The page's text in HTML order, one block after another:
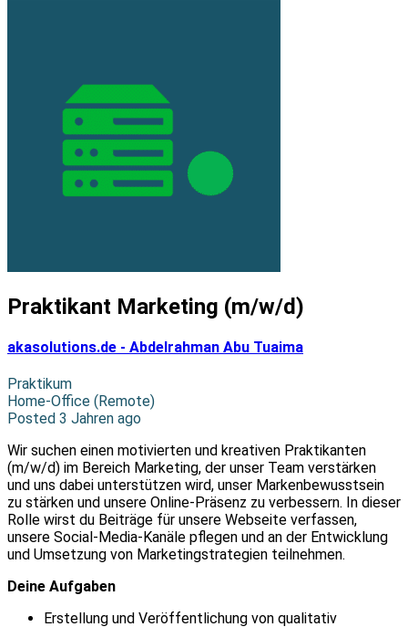
Praktikant Marketing (m/w/d)
akasolutions.de - Abdelrahman Abu Tuaima
Praktikum
Home-Office (Remote)
Posted 3 Jahren ago
Wir suchen einen motivierten und kreativen Praktikanten
(m/w/d) im Bereich Marketing, der unser Team verstärken
und uns dabei unterstützen wird, unser Markenbewusstsein
zu stärken und unsere Online-Präsenz zu verbessern. In dieser
Rolle wirst du Beiträge für unsere Webseite verfassen,
unsere Social-Media-Kanäle pflegen und an der Entwicklung
und Umsetzung von Marketingstrategien teilnehmen.
Deine Aufgaben
Erstellung und Veröffentlichung von qualitativ